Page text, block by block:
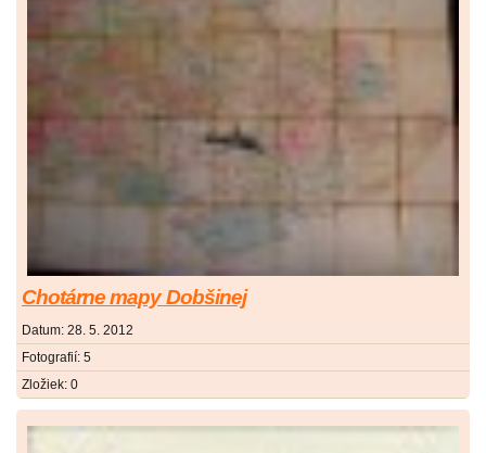
Chotárne mapy Dobšinej
Datum: 28. 5. 2012
Fotografií: 5
Zložiek: 0